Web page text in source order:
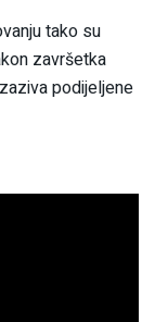
tako su
završetka
podijeljene